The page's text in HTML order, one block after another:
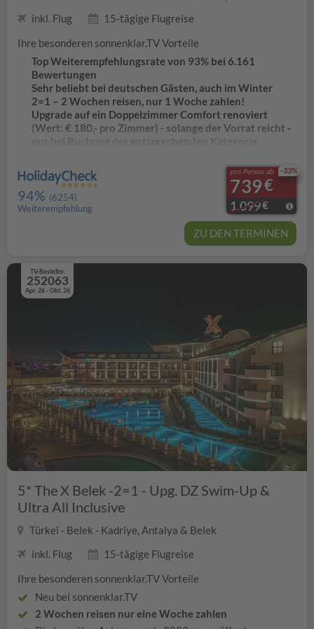
inkl. Flug
15-tägige Flugreise
Ihre besonderen sonnenklar.TV Vorteile
Top Weiterempfehlungsrate von 93% bei 6.161
Bewertungen
Sehr beliebt bei deutschen Gästen, auch im Winter
2=1 – 2 Wochen reisen, nur 1 Woche zahlen!
Upgrade auf ein Doppelzimmer Comfort renoviert
(Wert: € 180,- pro Zimmer) - solange der Vorrat reicht -
nur bei Buchung der entsprechenden Kategorie
Eine kostenlose Gesichtsmaske pro Erwachsenen
Kostenlose Massage (15 Minuten)
Ein Obstkorb und eine Flasche Wein warten bei Ihrer
Ankunft in Ihrem Zimmer
10% Gutschein für das größte Optik Fachgeschäft der
Welt mit über 80.000 Brillen in Side
Verpflegung: All Inclusive mit lokalen alkoholfreien und
alkoholischen Getränken von 10-24 Uhr
Minikühlschrank wird täglich mit stillem Wasser,
Mineralwasser und Softgetränken bestückt und es wird
täglich aufgefüllt
Liegen, Schirme und Badetücher sind am Strand mit
Strandbar inklusive
Wi-Fi ist im Hotel und am Strand inklusive
Zug zum Flug inklusive – 2. Klasse mit ICE-Nutzung
(Wert: € 132,- pro Zimmer)
Der Sandstrand ist es etwa 350 m entfernt, ein
kostenloser Shuttle steht mehrmals täglich zur
Verfügung
Jetzt buchen und profitieren!
94% (6254)
Weiterempfehlung
-33%
pro Person ab
739€
1.099€
ZU DEN TERMINEN
TV-Bestellnr.
252063
Apr. 26 - Okt. 26
5* The X Belek -2=1 - Upg. DZ Swim-Up &
Ultra All Inclusive
Türkei - Belek - Kadriye, Antalya & Belek
inkl. Flug
15-tägige Flugreise
Ihre besonderen sonnenklar.TV Vorteile
Neu bei sonnenklar.TV
2 Wochen reisen nur eine Woche zahlen